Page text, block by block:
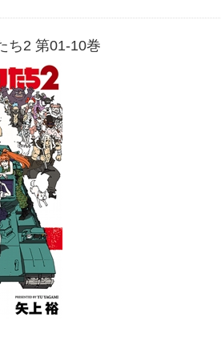
ち2 第01-10巻